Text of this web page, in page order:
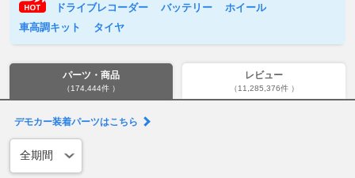
ドライブレコーダー バッテリー
ホイール
車高調キット
タイヤ
パーツ・商品
（174,444件 ）
レビュー
（11,285,376件 ）
デモカー装着パーツはこちら